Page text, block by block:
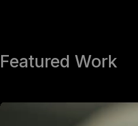
Featured Work